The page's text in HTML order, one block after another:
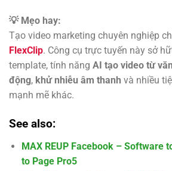
💡 Mẹo hay:
Tạo video marketing chuyên nghiệp
FlexClip. Công cụ trực tuyến này sở
template, tính năng AI tạo video từ
động, khử nhiễu âm thanh và nhiều
mạnh mẽ khác.
See also:
MAX REUP Facebook – Software
to Page Pro5